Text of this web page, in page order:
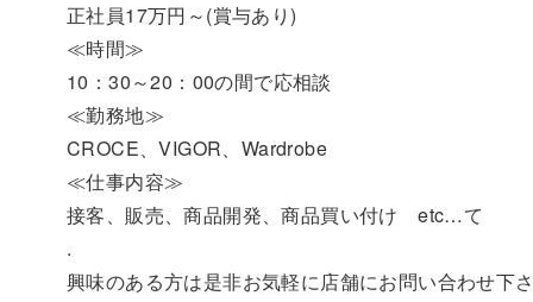
正社員17万円～(賞与あり)
≪時間≫
10：30～20：00の間で応相談
≪勤務地≫
CROCE、VIGOR、Wardrobe
≪仕事内容≫
接客、販売、商品開発、商品買い付け etc…て
.
興味のある方は是非お気軽に店舗にお問い合わせ下